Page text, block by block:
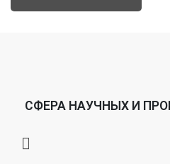
СФЕРА НАУЧНЫХ И